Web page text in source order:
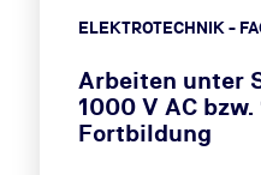
ELEKTROTECHNIK -
Arbeiten unter
1000 V AC
Fortbildung